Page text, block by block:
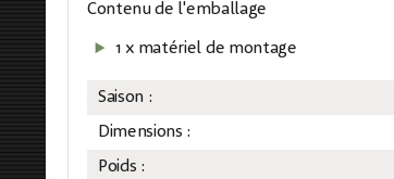
Contenu de l'emballage
1 x matériel de montage
Saison :
Dimensions :
Poids :